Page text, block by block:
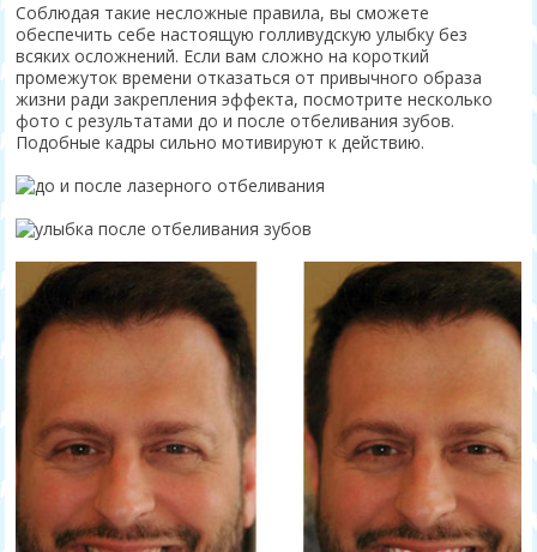
Соблюдая такие несложные правила, вы сможете
обеспечить себе настоящую голливудскую улыбку без
всяких осложнений. Если вам сложно на короткий
промежуток времени отказаться от привычного образа
жизни ради закрепления эффекта, посмотрите несколько
фото с результатами до и после отбеливания зубов.
Подобные кадры сильно мотивируют к действию.